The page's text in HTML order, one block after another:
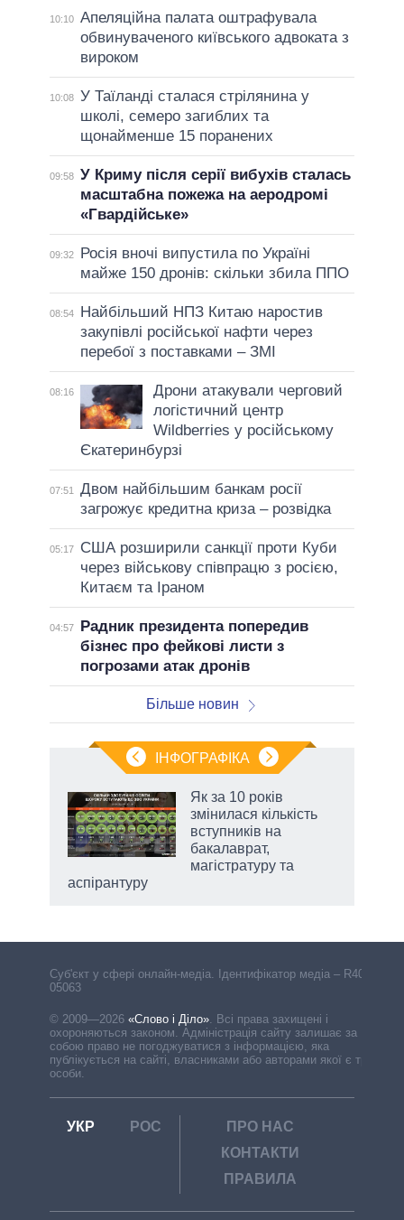
10:10 Апеляційна палата оштрафувала
обвинуваченого київського адвоката з
вироком
10:08 У Таїланді сталася стрілянина у
школі, семеро загиблих та
щонайменше 15 поранених
09:58 У Криму після серії вибухів сталась
масштабна пожежа на аеродромі
«Гвардійське»
09:32
Росія вночі випустила по Україні
майже 150 дронів: скільки збила ППО
08:54
Найбільший НПЗ Китаю наростив
закупівлі російської нафти через
перебої з поставками – ЗМІ
08:16
Дрони атакували черговий
логістичний центр
Wildberries у російському
Єкатеринбурзі
07:51
Двом найбільшим банкам росії
загрожує кредитна криза – розвідка
05:17
США розширили санкції проти Куби
через військову співпрацю з росією,
Китаєм та Іраном
04:57
Радник президента попередив
бізнес про фейкові листи з
погрозами атак дронів
Більше новин
ІНФОГРАФІКА
Як за 10 років
змінилася кількість
вступників на
бакалаврат,
магістратуру та
аспірантуру
Cуб'єкт у сфері онлайн-медіа. Ідентифікатор медіа – R40-
05063
© 2009—2026 «Слово і Діло» Всі права захищені і
охороняються законом. Адміністрація сайту залишає за
собою право не погоджуватися з інформацією, яка
публікується на сайті, власниками або авторами якої є треті
особи.
УКР РОС
ПРО НАС
КОНТАКТИ
ПРАВИЛА